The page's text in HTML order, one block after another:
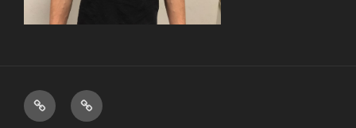
Datenschutzerklärung
#977
(kein